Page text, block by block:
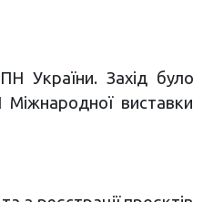
України. Захід було
Міжнародної виставки